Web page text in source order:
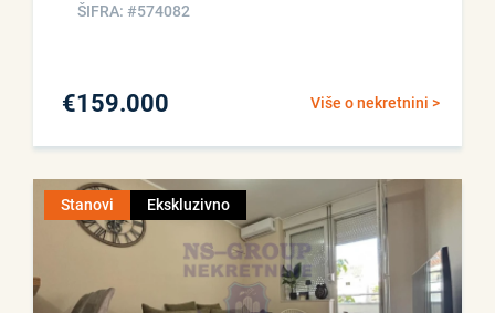
ŠIFRA: #574082
Više o nekretnini >
€159.000
Stanovi Ekskluzivno